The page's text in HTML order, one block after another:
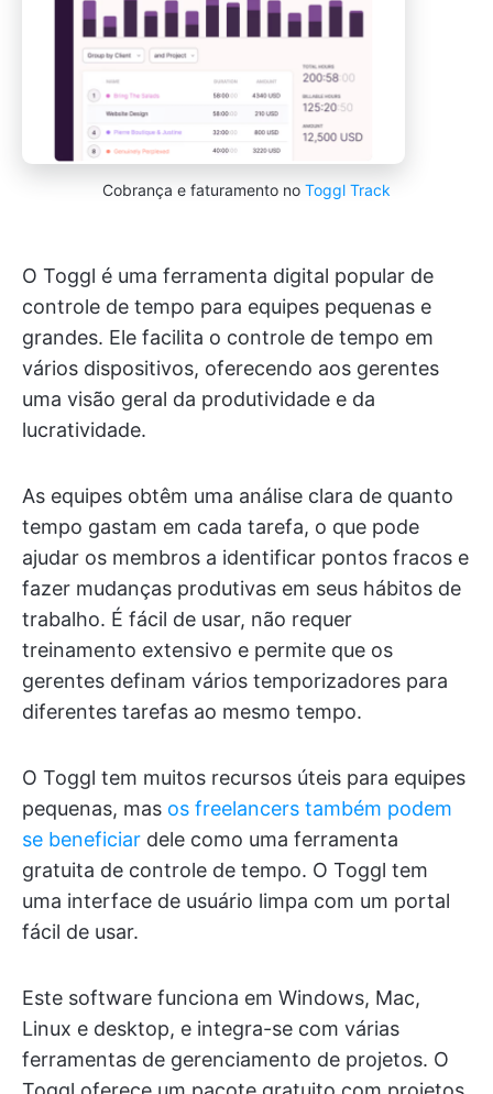
Cobrança e faturamento no Toggl Track
O Toggl é uma ferramenta digital popular de
controle de tempo para equipes pequenas e
grandes. Ele facilita o controle de tempo em
vários dispositivos, oferecendo aos gerentes
uma visão geral da produtividade e da
lucratividade.
As equipes obtêm uma análise clara de quanto
tempo gastam em cada tarefa, o que pode
ajudar os membros a identificar pontos fracos e
fazer mudanças produtivas em seus hábitos de
trabalho. É fácil de usar, não requer
treinamento extensivo e permite que os
gerentes definam vários temporizadores para
diferentes tarefas ao mesmo tempo.
O Toggl tem muitos recursos úteis para equipes
pequenas, mas os freelancers também podem
se beneficiar dele como uma ferramenta
gratuita de controle de tempo. O Toggl tem
uma interface de usuário limpa com um portal
fácil de usar.
Este software funciona em Windows, Mac,
Linux e desktop, e integra-se com várias
ferramentas de gerenciamento de projetos. O